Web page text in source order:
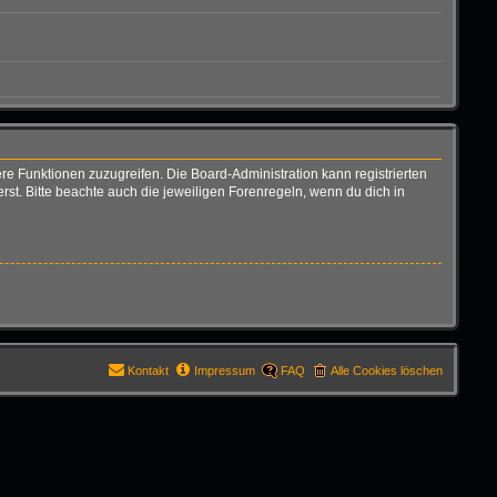
Funktionen zuzugreifen. Die Board-Administration kann registrierten
Bitte beachte auch die jeweiligen Forenregeln, wenn du dich in
Alle Cookies löschen
FAQ
Impressum
Kontakt